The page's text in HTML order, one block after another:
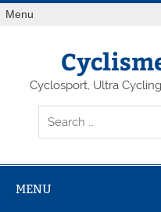
Menu
Cyclosport, Ultra
MENU